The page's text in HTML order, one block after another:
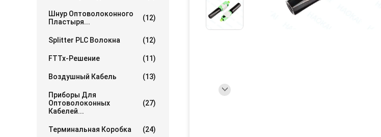
Шнур Оптоволоконного
Пластыря...
(12)
Splitter PLC Волокна (12)
FTTx-Решение (11)
Воздушный Кабель (13)
Приборы Для
Оптоволоконных
Кабелей...
(27)
Терминальная Коробка (24)